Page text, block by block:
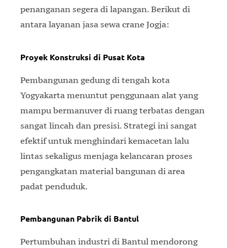
penanganan segera di lapangan. Berikut di
antara layanan jasa sewa crane Jogja:
Proyek Konstruksi di Pusat Kota
Pembangunan gedung di tengah kota
Yogyakarta menuntut penggunaan alat yang
mampu bermanuver di ruang terbatas dengan
sangat lincah dan presisi. Strategi ini sangat
efektif untuk menghindari kemacetan lalu
lintas sekaligus menjaga kelancaran proses
pengangkatan material bangunan di area
padat penduduk.
Pembangunan Pabrik di Bantul
Pertumbuhan industri di Bantul mendorong